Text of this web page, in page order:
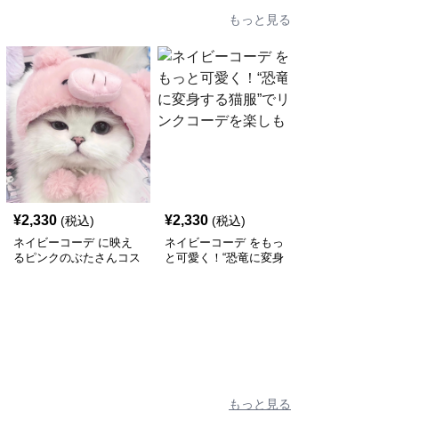
もっと見る
¥2,330 (税込)
ネイビーコーデ に映え
るピンクのぶたさんコス
¥2,330 (税込)
ネイビーコーデ をもっ
と可愛く！“恐竜に変身
もっと見る